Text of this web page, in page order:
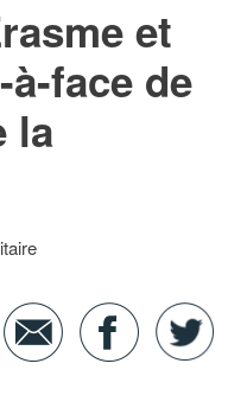
et
face de
la